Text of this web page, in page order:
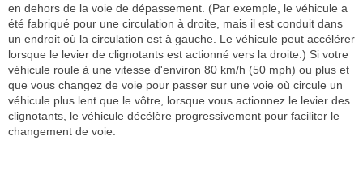
en dehors de la voie de dépassement. (Par exemple, le véhicule a
été fabriqué pour une circulation à droite, mais il est conduit dans
un endroit où la circulation est à gauche. Le véhicule peut accélérer
lorsque le levier de clignotants est actionné vers la droite.) Si votre
véhicule roule à une vitesse d'environ 80 km/h (50 mph) ou plus et
que vous changez de voie pour passer sur une voie où circule un
véhicule plus lent que le vôtre, lorsque vous actionnez le levier des
clignotants, le véhicule décélère progressivement pour faciliter le
changement de voie.